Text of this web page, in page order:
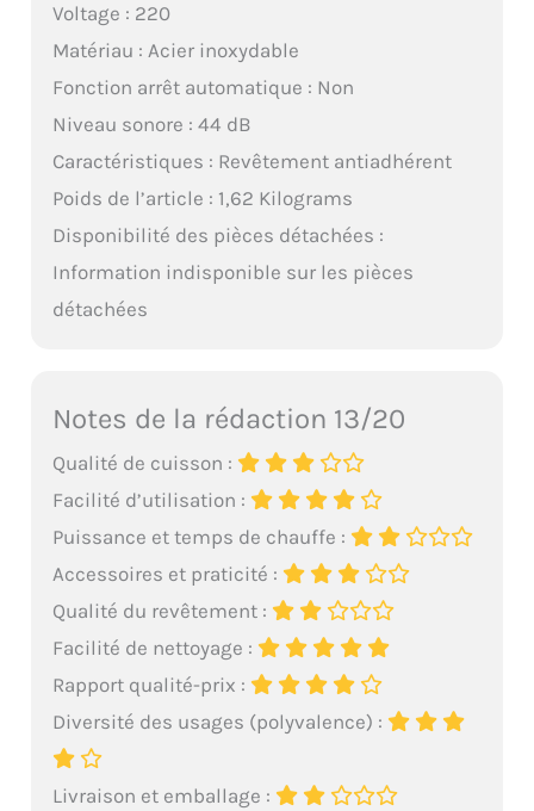
Voltage : 220
Matériau : Acier inoxydable
Fonction arrêt automatique : Non
Niveau sonore : 44 dB
Caractéristiques : Revêtement antiadhérent
Poids de l’article : 1,62 Kilograms
Disponibilité des pièces détachées :
Information indisponible sur les pièces
détachées
Notes de la rédaction 13/20
Qualité de cuisson :
Facilité d’utilisation :
Puissance et temps de chauffe :
Accessoires et praticité :
Qualité du revêtement :
Facilité de nettoyage :
Rapport qualité-prix :
Diversité des usages (polyvalence) :
Livraison et emballage :